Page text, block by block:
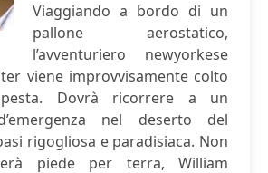
Viaggiando a bordo di un
pallone aerostatico,
l’avventuriero newyorkese
viene improvvisamente colto
Dovrà ricorrere a un
nel deserto del
rigogliosa e paradisiaca. Non
piede per terra, William